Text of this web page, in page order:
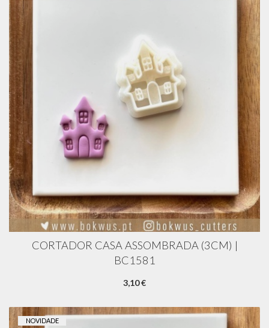
CORTADOR CASA ASSOMBRADA (3CM) |
BC1581
3,10 €
NOVIDADE